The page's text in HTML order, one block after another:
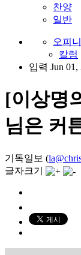
찬양
일반
오피
칼럼
입력 Jun
[이상명
님은 커
기독일보 (
글자크기